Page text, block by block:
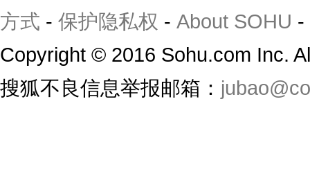
方式 - 保护隐私权 - About SOHU -
Copyright © 2016 Sohu.com Inc.
搜狐不良信息举报邮箱：